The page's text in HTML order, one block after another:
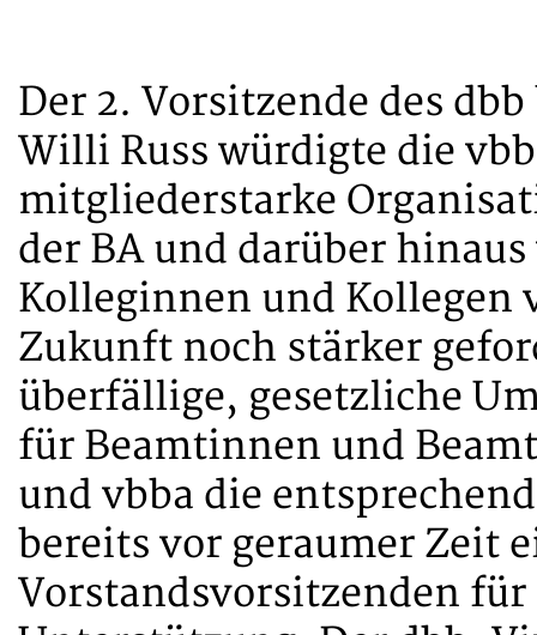
Der 2. Vorsitzende des
Willi Russ würdigte die
mitgliederstarke
der BA und darüber
Kolleginnen und Kollegen
Zukunft noch stärker
überfällige, gesetzliche
für Beamtinnen und
und vbba die
bereits vor geraumer Zeit
Vorstandsvorsitzenden